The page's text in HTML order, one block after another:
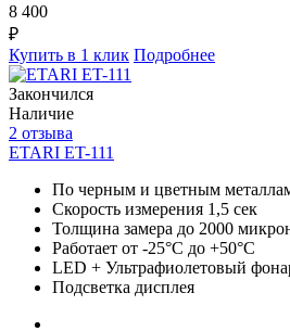
8 400
₽
Купить в 1 клик Подробнее
Закончился
Наличие
2 отзыва
ETARI ET-111
По черным и цветным
Скорость измерения 1,5 сек
Толщина замера до 2000
Работает от -25°C до +50°C
LED + Ультрафиолетовый
Подсветка дисплея